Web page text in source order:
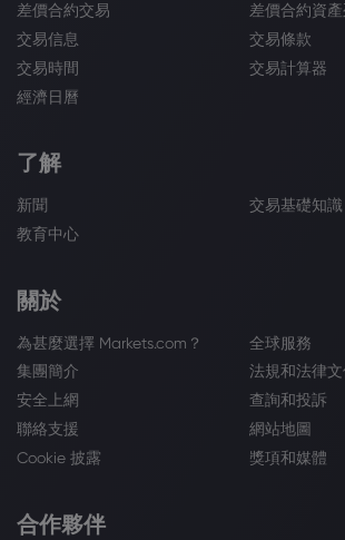
差價合約交易
差價合約資
交易信息
交易條款
交易時間
交易計算器
經濟日曆
了解
新聞
交易基礎知識
教育中心
關於
為甚麼選擇 Markets.com？
全球服務
集團簡介
法規和法律
安全上網
查詢和投訴
聯絡支援
網站地圖
Cookie 披露
獎項和媒體
合作夥伴